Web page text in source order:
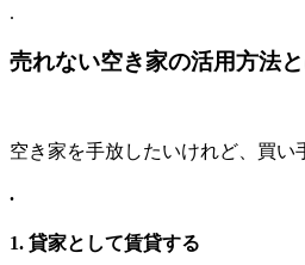
.
売れない空き家の活用方法と
空き家を手放したいけれど、買い
.
1. 貸家として賃貸する